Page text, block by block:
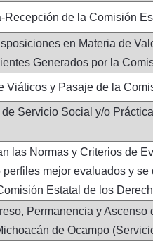
Recepción de la Comisión
en Materia de
Generados por la
Viáticos y Pasaje de la
Servicio Social y/o
las Normas y Criterios de
mejor evaluados y
Estatal de los
Permanencia y
de Ocampo